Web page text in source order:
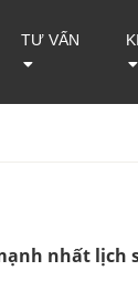
TƯ VẤN
nhất lịch